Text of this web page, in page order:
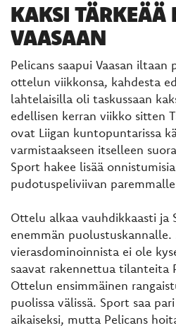
KAKSI TÄRKEÄÄ
VAASAAN
Pelicans saapui Vaasan
ottelun viikkonsa, kahdesta
lahtelaisilla oli taskussaan
edellisen kerran viikko sitten
ovat Liigan kuntopuntarissa
varmistaakseen itselleen
Sport hakee lisää
pudotuspeliviivan
Ottelu alkaa vauhdikkaasti ja
enemmän puolustuskannalle.
vierasdominoinnista ei ole
saavat rakennettua tilanteita
Ottelun ensimmäinen
puolissa välissä. Sport saa
aikaiseksi, mutta Pelicans